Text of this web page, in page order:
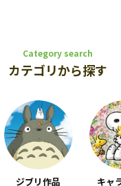
Category search
カテゴリから探す
ジブリ作品 キャ